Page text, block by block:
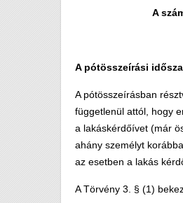
A
A pótösszeírási
A pótösszeírásban
függetlenül attól, hogy
a lakáskérdőívet (már
ahány személyt
az esetben a lakás
A Törvény 3. § (1)